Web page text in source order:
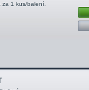
za 1 kus/balení.